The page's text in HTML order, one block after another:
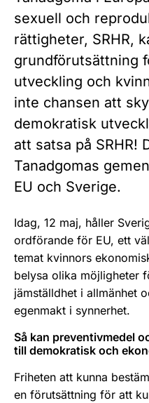
sexuell och
rättigheter, SRHR,
grundförutsättning
utveckling och
inte chansen att
demokratisk
att satsa på SRHR!
Tanadgomas
EU och Sverige.
Idag, 12 maj, håller
ordförande för EU, ett
temat kvinnors
belysa olika möjligheter
jämställdhet i allmänhet
egenmakt i synnerhet.
Så kan preventivmedel
till demokratisk och
Friheten att kunna
en förutsättning för att